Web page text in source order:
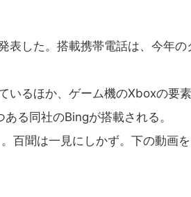
した。搭載携帯電話は、今年の
るほか、ゲーム機のXboxの要
る同社のBingが搭載される。
百聞は一見にしかず。下の動画